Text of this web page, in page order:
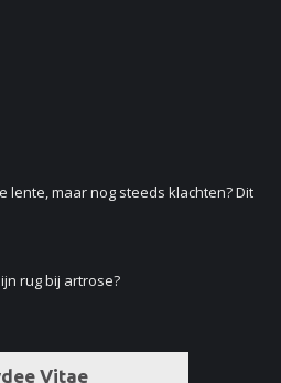
lente, maar nog steeds klachten? Dit
rug bij artrose?